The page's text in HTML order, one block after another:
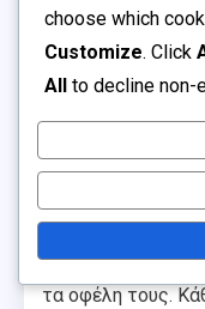
πάσου
Η εξαργύρωση
σημαντικά
επηρεάζοντας
τα οφέλη τους.
choose which
Customize. Click
All to decline non-